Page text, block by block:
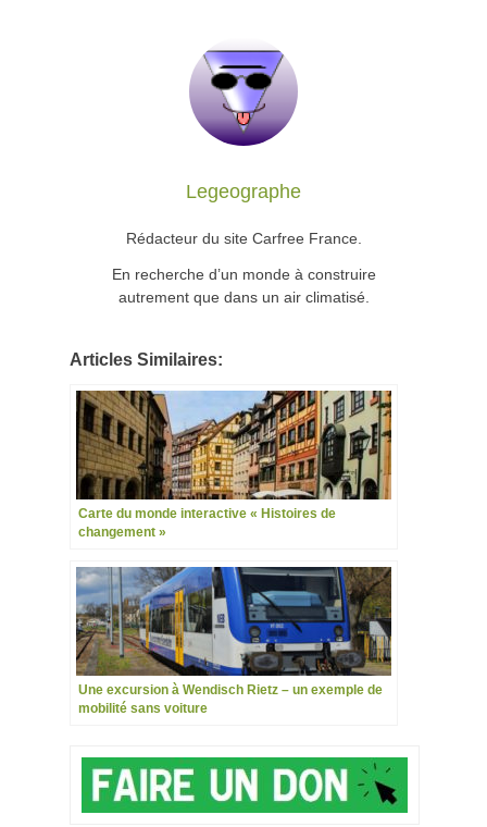
Legeographe
Rédacteur du site Carfree France.
En recherche d’un monde à construire
autrement que dans un air climatisé.
Articles Similaires:
Carte du monde interactive « Histoires de
changement »
Une excursion à Wendisch Rietz – un exemple de
mobilité sans voiture